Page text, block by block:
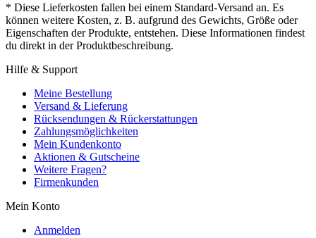
* Diese Lieferkosten fallen bei einem Standard-Versand an. Es
können weitere Kosten, z. B. aufgrund des Gewichts, Größe oder
Eigenschaften der Produkte, entstehen. Diese Informationen findest
du direkt in der Produktbeschreibung.
Hilfe & Support
Meine Bestellung
Versand & Lieferung
Rücksendungen & Rückerstattungen
Zahlungsmöglichkeiten
Mein Kundenkonto
Aktionen & Gutscheine
Weitere Fragen?
Firmenkunden
Mein Konto
Anmelden